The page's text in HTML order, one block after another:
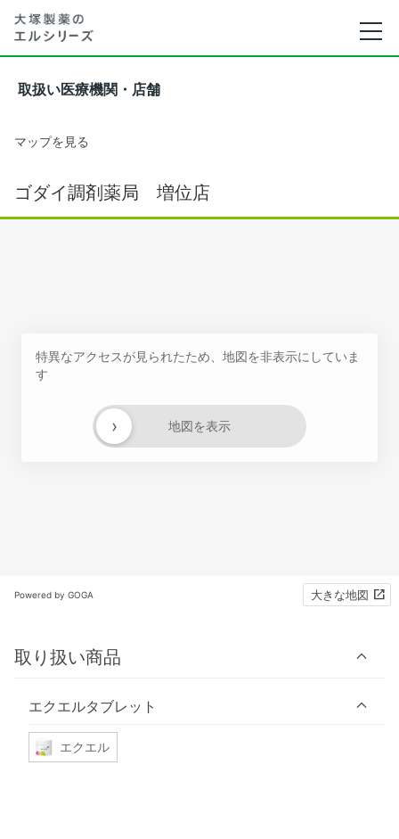
取扱い医療機関・店舗
マップを見る
ゴダイ調剤薬局 増位店
特異なアクセスが見られたため、地図を非表示にしていま
す
地図を表示
›
Powered by GOGA 大きな地図
取り扱い商品
エクエルタブレット
エクエル